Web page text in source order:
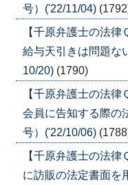
号）('22/11/04)
【千原弁護士の法
給与天引きは問題な
10/20) (1790)
【千原弁護士の法
会員に告知する際の
号）('22/10/06)
【千原弁護士の法
に訪販の法定書面を